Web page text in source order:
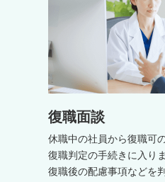
復職面談
休職中の社員から復職可
復職判定の手続きに入り
復職後の配慮事項などを